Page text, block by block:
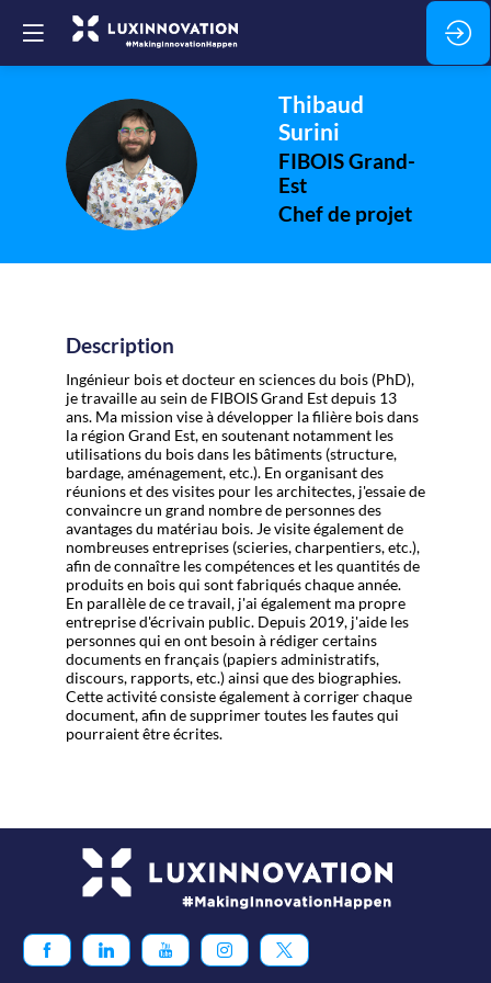
TS
Thibaud
Surini
FIBOIS Grand-
Est
Chef de projet
Description
Ingénieur bois et docteur en sciences du bois (PhD),
je travaille au sein de FIBOIS Grand Est depuis 13
ans. Ma mission vise à développer la filière bois dans
la région Grand Est, en soutenant notamment les
utilisations du bois dans les bâtiments (structure,
bardage, aménagement, etc.). En organisant des
réunions et des visites pour les architectes, j'essaie de
convaincre un grand nombre de personnes des
avantages du matériau bois. Je visite également de
nombreuses entreprises (scieries, charpentiers, etc.),
afin de connaître les compétences et les quantités de
produits en bois qui sont fabriqués chaque année.
En parallèle de ce travail, j'ai également ma propre
entreprise d'écrivain public. Depuis 2019, j'aide les
personnes qui en ont besoin à rédiger certains
documents en français (papiers administratifs,
discours, rapports, etc.) ainsi que des biographies.
Cette activité consiste également à corriger chaque
document, afin de supprimer toutes les fautes qui
pourraient être écrites.